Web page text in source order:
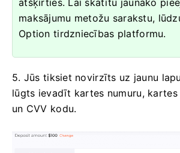
maksājumu metožu sarakstu,
Option tirdzniecības platformu.
5. Jūs tiksiet novirzīts uz jaunu
lūgts ievadīt kartes numuru,
un CVV kodu.